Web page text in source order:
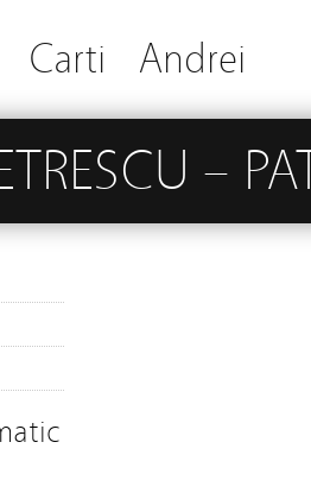
Carti Andrei
–